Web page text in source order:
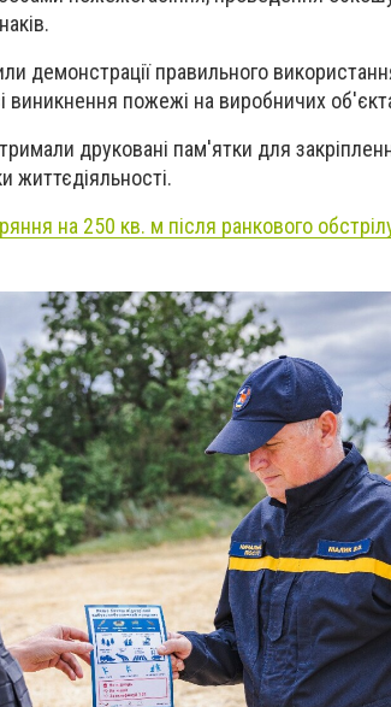
демонстрації правильного
виникнення пожежі на виробничих
друковані пам'ятки для
життєдіяльності.
на 250 кв. м після ранкового